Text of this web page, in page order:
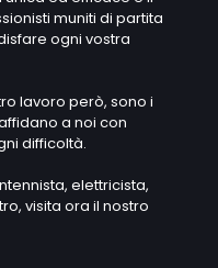
muniti di partita
ogni vostra
lavoro però, sono i
a noi con
difficoltà.
elettricista,
visita ora il nostro